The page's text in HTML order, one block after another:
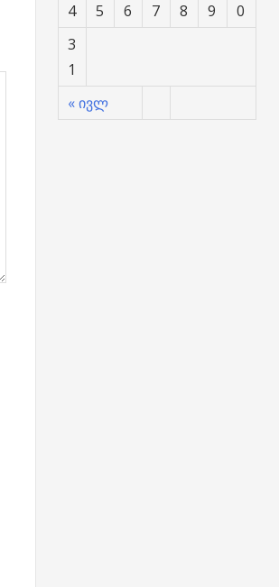
« ივლ
4
5
6
7
8
9
0
3
1